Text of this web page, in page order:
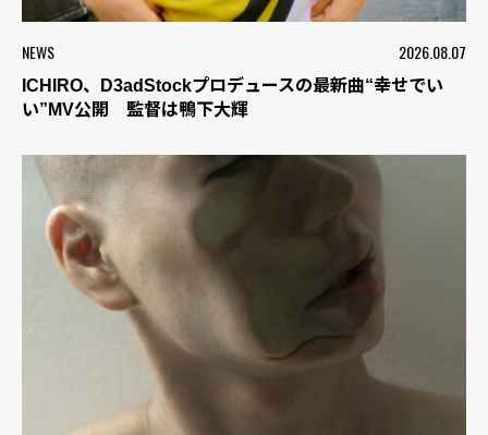
NEWS 2026.08.07
ICHIRO、D3adStockプロデュースの最新曲“幸せでい
い”MV公開 監督は鴨下大輝